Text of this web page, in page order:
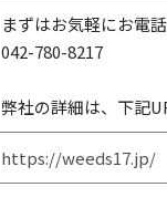
まずはお気軽にお電話
042-780-8217
弊社の詳細は、下記
https://weeds17.jp/